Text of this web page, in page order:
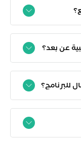
عن بعد؟
للبرنامج؟